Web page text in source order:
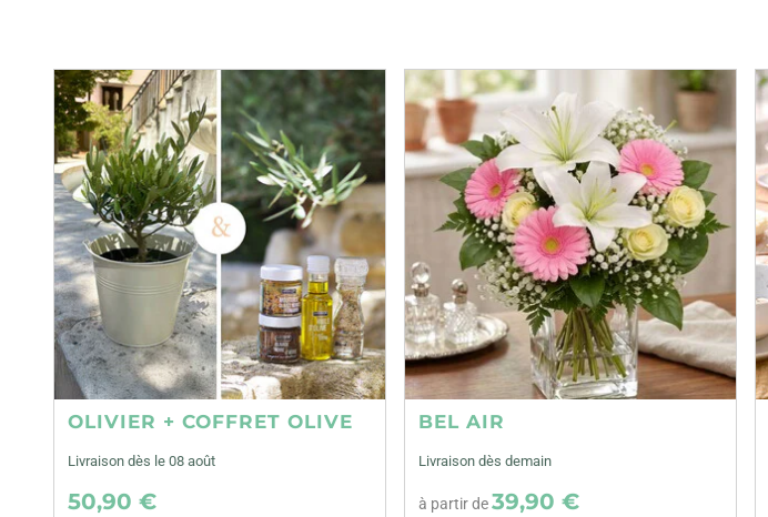
OLIVIER + COFFRET OLIVE
Livraison dès le 08 août
50,90 €
BEL AIR
Livraison dès demain
à partir de39,90 €